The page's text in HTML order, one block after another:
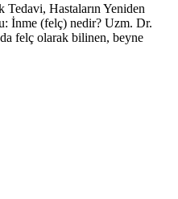
Tedavi, Hastaların Yeniden
İnme (felç) nedir? Uzm. Dr.
felç olarak bilinen, beyne